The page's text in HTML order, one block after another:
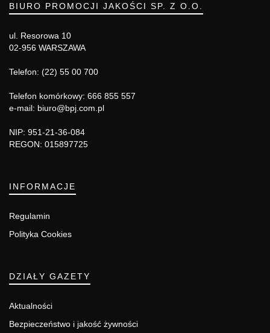
BIURO PROMOCJI JAKOŚCI SP. Z O.O.
ul. Resorowa 10
02-956 WARSZAWA
Telefon: (22) 55 00 700
Telefon komórkowy: 666 855 557
e-mail: biuro@bpj.com.pl
NIP: 951-21-36-084
REGON: 015897725
INFORMACJE
Regulamin
Polityka Cookies
DZIAŁY GAZETY
Aktualności
Bezpieczeństwo i jakość żywności